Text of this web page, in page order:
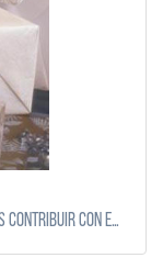
Sabemos que es un ítem costoso, así que podes contribuir con el monto que quieras y puedas!